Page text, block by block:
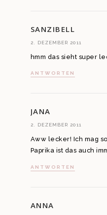
SANZIBELL
2. DEZEMBER 2011
hmm das sieht super
ANTWORTEN
JANA
2. DEZEMBER 2011
Aww lecker! Ich mag
Paprika ist das auch
ANTWORTEN
ANNA